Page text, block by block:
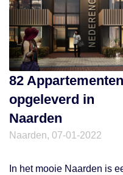
82 Appartementen
opgeleverd in
Naarden
Naarden, 07-01-2022
In het mooie Naarden is